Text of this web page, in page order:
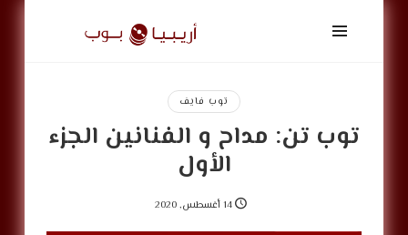
أريبيا
بوب
ArabiaPopتوب فايف
توب تن: مداح و الفنانين الجزء
الأول
14 أغسطس, 2020